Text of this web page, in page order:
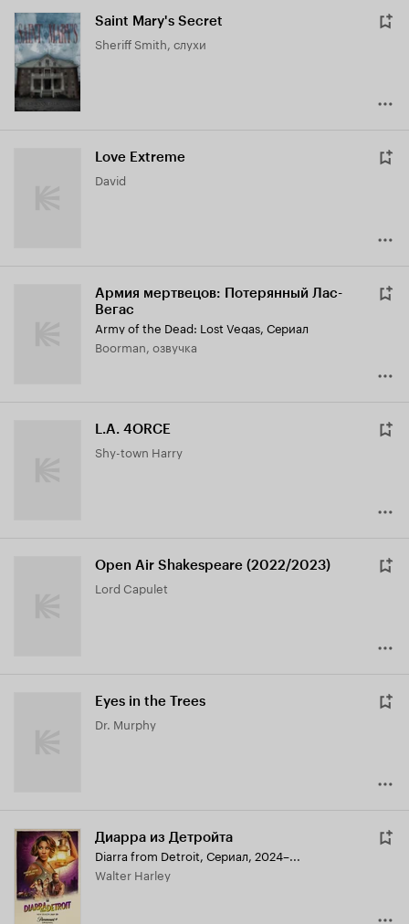
Saint Mary's Secret
Sheriff Smith, слухи
Love Extreme
David
Армия мертвецов: Потерянный Лас-
Вегас
Army of the Dead: Lost Vegas, Сериал
Boorman, озвучка
L.A. 4ORCE
Shy-town Harry
Open Air Shakespeare (2022/2023)
Lord Capulet
Eyes in the Trees
Dr. Murphy
Диарра из Детройта
Diarra from Detroit, Сериал, 2024–...
Walter Harley